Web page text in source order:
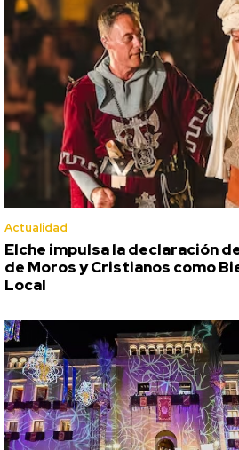
Actualidad
Elche impulsa la declaración
de Moros y Cristianos como
Local